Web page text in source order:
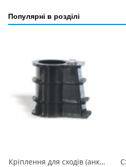
Популярні в розділі
Кріплення для сходів (анкер)